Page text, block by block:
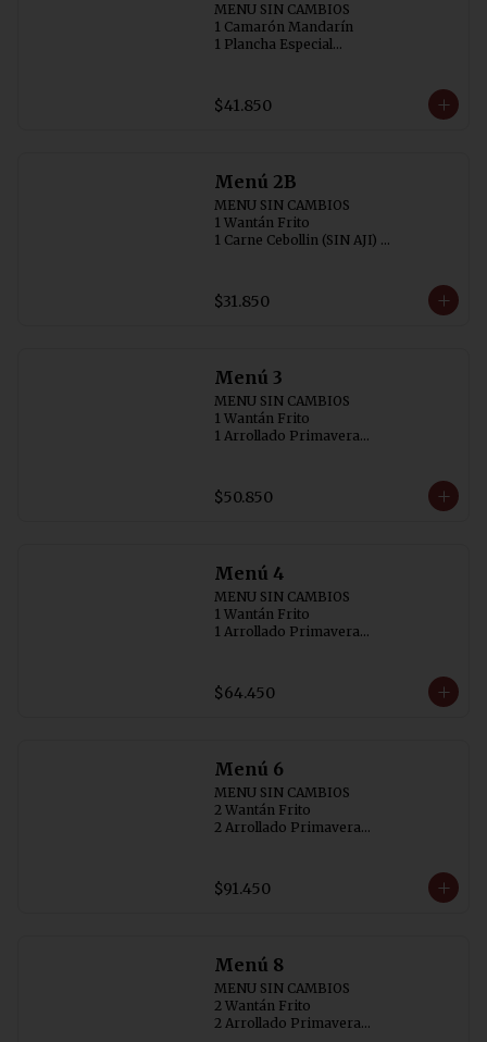
MENU SIN CAMBIOS
1 Camarón Mandarín
1 Plancha Especial
$41.850
Menú 2B
MENU SIN CAMBIOS
1 Wantán Frito
1 Carne Cebollin (SIN AJI)
$31.850
Menú 3
MENU SIN CAMBIOS
1 Wantán Frito
1 Arrollado Primavera
1 Pollo Chitén
3 Arroz Chaufán
$50.850
Menú 4
MENU SIN CAMBIOS
1 Wantán Frito
1 Arrollado Primavera
1 Pollo con  Champiñon
1 Arrollado de Marisco
$64.450
Menú 6
MENU SIN CAMBIOS
2 Wantán Frito
2 Arrollado Primavera
1 Costillar Cantonés
1 Chapsui Especial
$91.450
Menú 8
MENU SIN CAMBIOS
2 Wantán Frito
2 Arrollado Primavera